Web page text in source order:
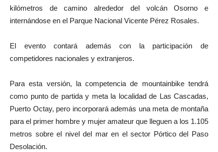
kilómetros de camino alrededor del volcán Osorno e
internándose en el Parque Nacional Vicente Pérez Rosales.
El evento contará además con la participación de
competidores nacionales y extranjeros.
Para esta versión, la competencia de mountainbike tendrá
como punto de partida y meta la localidad de Las Cascadas,
Puerto Octay, pero incorporará además una meta de montaña
para el primer hombre y mujer amateur que lleguen a los 1.105
metros sobre el nivel del mar en el sector Pórtico del Paso
Desolación.